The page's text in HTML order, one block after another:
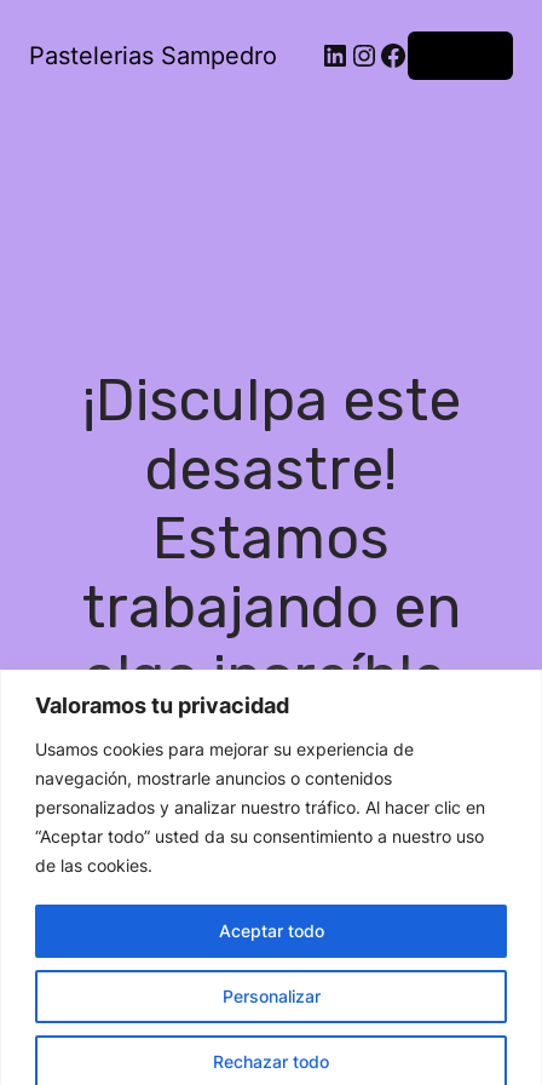
Valoramos tu privacidad
Usamos cookies para mejorar su experiencia de
navegación, mostrarle anuncios o contenidos
personalizados y analizar nuestro tráfico. Al hacer clic en
“Aceptar todo” usted da su consentimiento a nuestro uso
de las cookies.
Personalizar
Rechazar todo
Aceptar todo
Pastelerias Sampedro
¡Disculpa este
desastre!
Estamos
trabajando en
algo increíble,
¡vuelve pronto!